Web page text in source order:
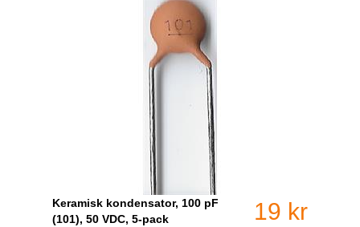
Keramisk kondensator, 100 pF
(101), 50 VDC, 5-pack
19 kr